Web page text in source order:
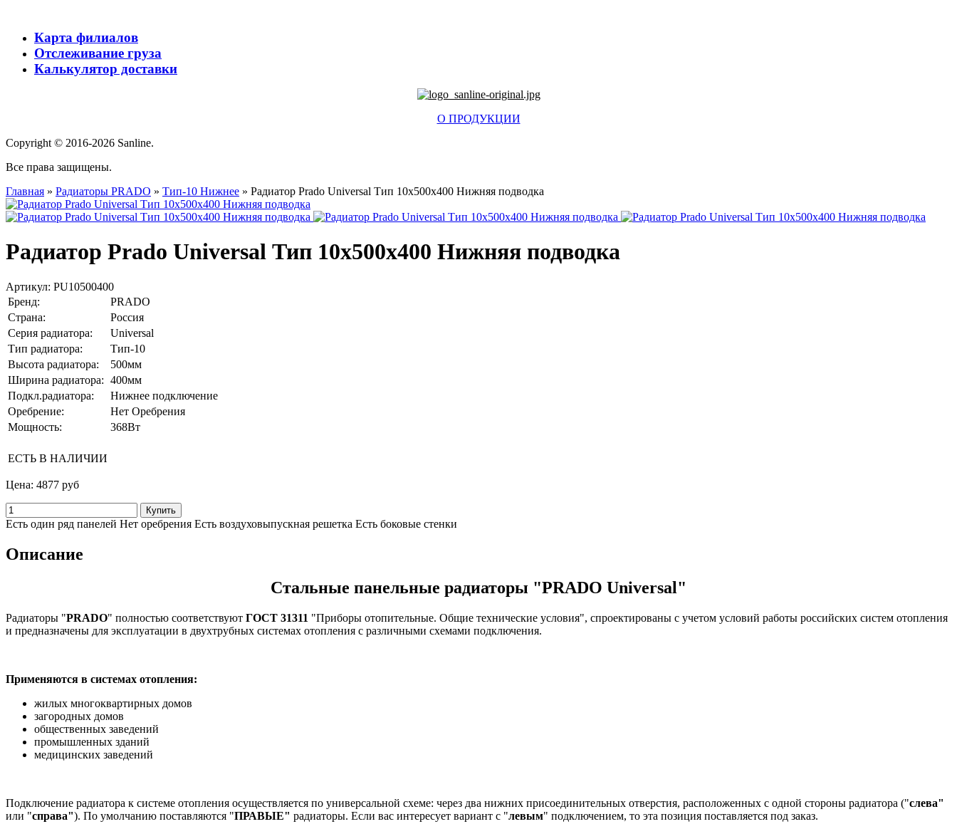
Карта филиалов
Отслеживание груза
Калькулятор доставки
О ПРОДУКЦИИ
Copyright © 2016-2026 Sanline.
Все права защищены.
Главная » Радиаторы PRADO » Тип-10 Нижнее » Радиатор Prado Universal Тип 10x500x400 Нижняя подводка
Радиатор Prado Universal Тип 10x500x400 Нижняя подводка
Артикул: PU10500400
Бренд:
PRADO
Страна:
Россия
Серия радиатора:
Universal
Тип радиатора:
Тип-10
Высота радиатора:
500мм
Ширина радиатора: 400мм
Подкл.радиатора:
Нижнее подключение
Оребрение:
Нет Оребрения
Мощность:
368Вт
ЕСТЬ В НАЛИЧИИ
Цена: 4877 руб
Есть один ряд панелей Нет оребрения Есть воздуховыпускная решетка Есть боковые стенки
Описание
Стальные панельные радиаторы "PRADO Universal"
Радиаторы "PRADO" полностью соответствуют ГОСТ 31311 "Приборы отопительные. Общие технические условия", спроектированы с учетом условий работы российских систем отопления
и предназначены для эксплуатации в двухтрубных системах отопления с различными схемами подключения.
Применяются в системах отопления:
жилых многоквартирных домов
загородных домов
общественных заведений
промышленных зданий
медицинских заведений
Подключение радиатора к системе отопления осуществляется по универсальной схеме: через два нижних присоединительных отверстия, расположенных с одной стороны радиатора ("слева"
или "справа"). По умолчанию поставляются "ПРАВЫЕ" радиаторы. Если вас интересует вариант с "левым" подключением, то эта позиция поставляется под заказ.